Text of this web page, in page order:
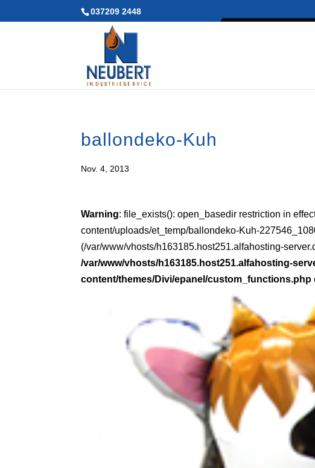
037209 2448
ballondeko-Kuh
Nov. 4, 2013
Warning: file_exists(): open_basedir restriction in
content/uploads/et_temp/ballondeko-Kuh-
(/var/www/vhosts/h163185.host251.alfahosting-
/var/www/vhosts/h163185.host251.alfahosting-
content/themes/Divi/epanel/custom_functions.php